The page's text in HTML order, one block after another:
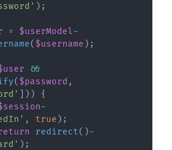
) ;
= $userModel-
( $username ) ;
&&
( $password ,
) )
{
-
, true ) ;
redirect( )-
) ;